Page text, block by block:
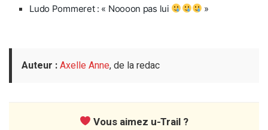
Ludo Pommeret : « Noooon pas lui »
Auteur :Axelle Anne, de la redac
Vous aimez u-Trail ?